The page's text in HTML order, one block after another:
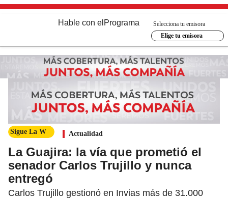
Hable con el Programa
Selecciona tu emisora
Elige tu emisora
Sigue La W Actualidad
La Guajira: la vía que prometió el
senador Carlos Trujillo y nunca
entregó
Carlos Trujillo gestionó en Invias más de 31.000